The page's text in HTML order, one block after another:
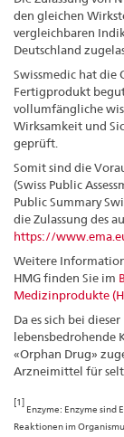
den gleichen
vergleichbaren
Deutschland
Swissmedic hat
Fertigprodukt
vollumfängliche
Wirksamkeit und
geprüft.
Somit sind die
(Swiss Public
Public Summary
die Zulassung des
https://
Weitere
HMG finden Sie im
Medizinprodukte
Da es sich bei
lebensbedrohende
«Orphan Drug»
Arzneimittel für
[1]
Enzyme: Enzyme sind
Reaktionen im